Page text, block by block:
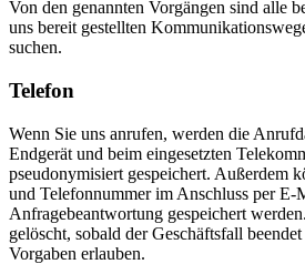
Von den genannten Vorgängen sind alle
uns bereit gestellten
suchen.
Telefon
Wenn Sie uns anrufen, werden die
Endgerät und beim eingesetzten
pseudonymisiert gespeichert. Außerdem
und Telefonnummer im Anschluss per E-
Anfragebeantwortung gespeichert
gelöscht, sobald der Geschäftsfall
Vorgaben erlauben.